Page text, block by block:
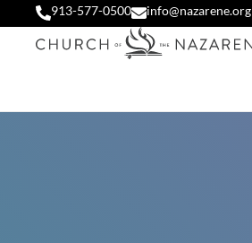
913-577-0500 info@nazarene.org